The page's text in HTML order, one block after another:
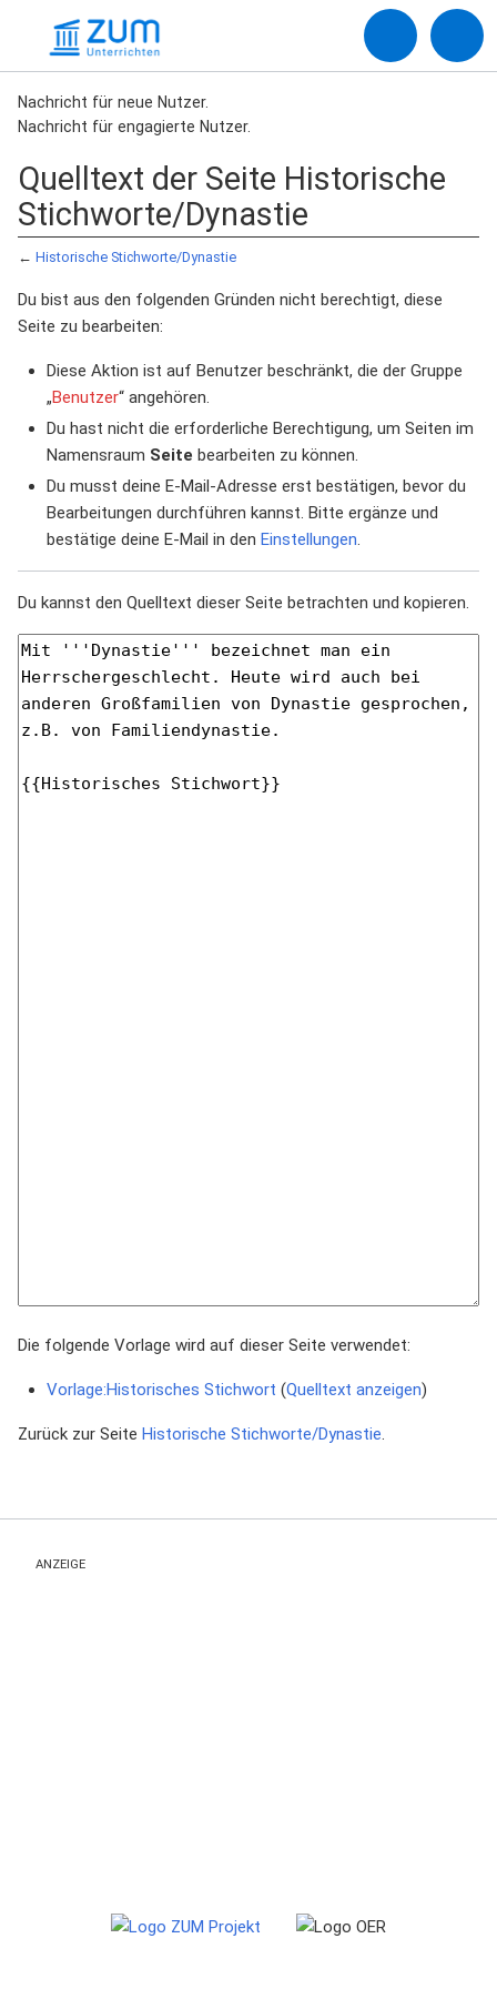
Nachricht für neue Nutzer.
Nachricht für engagierte Nutzer.
Quelltext der Seite Historische
Stichworte/Dynastie
← Historische Stichworte/Dynastie
Du bist aus den folgenden Gründen nicht berechtigt, diese
Seite zu bearbeiten:
Diese Aktion ist auf Benutzer beschränkt, die der Gruppe
„Benutzer“ angehören.
Du hast nicht die erforderliche Berechtigung, um Seiten im
Namensraum Seite bearbeiten zu können.
Du musst deine E-Mail-Adresse erst bestätigen, bevor du
Bearbeitungen durchführen kannst. Bitte ergänze und
bestätige deine E-Mail in den Einstellungen.
Du kannst den Quelltext dieser Seite betrachten und kopieren.
Die folgende Vorlage wird auf dieser Seite verwendet:
Vorlage:Historisches Stichwort (Quelltext anzeigen)
Zurück zur Seite Historische Stichworte/Dynastie.
ANZEIGE